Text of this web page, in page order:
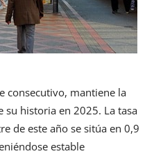
consecutivo, mantiene la
su historia en 2025. La tasa
de este año se sitúa en 0,9
estable